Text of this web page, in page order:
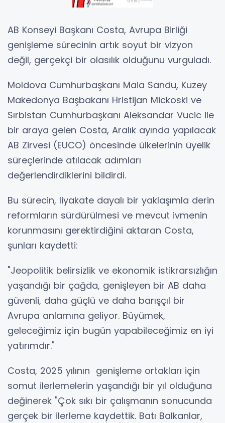
AB Konseyi Başkanı Costa, Avrupa Birliği
genişleme sürecinin artık soyut bir vizyon
değil, gerçekçi bir olasılık olduğunu vurguladı.
Moldova Cumhurbaşkanı Maia Sandu, Kuzey
Makedonya Başbakanı Hristijan Mickoski ve
Sırbistan Cumhurbaşkanı Aleksandar Vucic ile
bir araya gelen Costa, Aralık ayında yapılacak
AB Zirvesi (EUCO) öncesinde ülkelerinin üyelik
süreçlerinde atılacak adımları
değerlendirdiklerini bildirdi.
Bu sürecin, liyakate dayalı bir yaklaşımla derin
reformların sürdürülmesi ve mevcut ivmenin
korunmasını gerektirdiğini aktaran Costa,
şunları kaydetti:
"Jeopolitik belirsizlik ve ekonomik istikrarsızlığın
yaşandığı bir çağda, genişleyen bir AB daha
güvenli, daha güçlü ve daha barışçıl bir
Avrupa anlamına geliyor. Büyümek,
geleceğimiz için bugün yapabileceğimiz en iyi
yatırımdır."
Costa, 2025 yılının genişleme ortakları için
somut ilerlemelerin yaşandığı bir yıl olduğuna
değinerek "Çok sıkı bir çalışmanın sonucunda
gerçek bir ilerleme kaydettik. Batı Balkanlar,